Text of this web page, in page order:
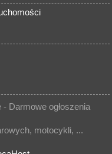
Darmowe ogłoszenia
motocykli, ...